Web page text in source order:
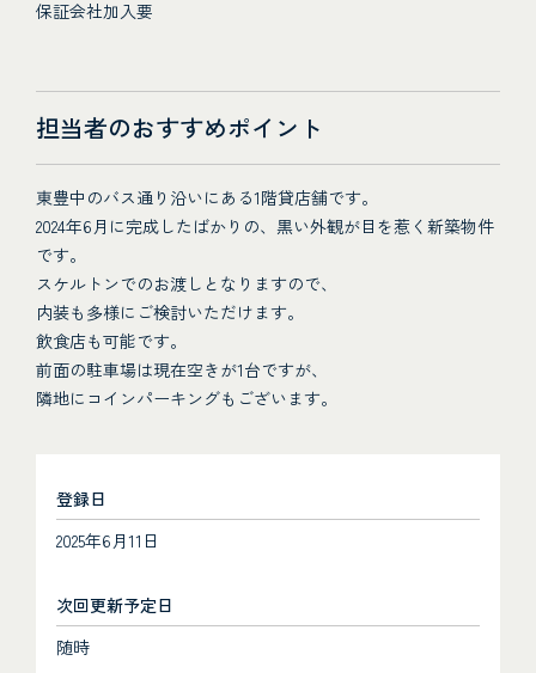
保証会社加入要
担当者のおすすめポイント
東豊中のバス通り沿いにある1階貸店舗です。
2024年6月に完成したばかりの、黒い外観が目を惹く新築物件
です。
スケルトンでのお渡しとなりますので、
内装も多様にご検討いただけます。
飲食店も可能です。
前面の駐車場は現在空きが1台ですが、
隣地にコインパーキングもございます。
登録日
2025年6月11日
次回更新予定日
随時